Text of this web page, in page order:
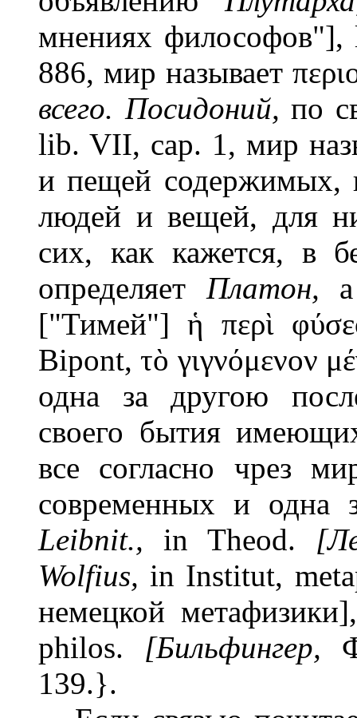
мнениях
886, мир называет
всего. Посидоний,по
lib. VII, cap. 1, мир
и пещей содержимых,
людей и вещей, для
сих, как кажется, в
определяет Платон,
["Тимей"] ἡ περὶ
Bipont, τὸ γιγνόμενον
одна за другою
своего бытия
все согласно чрез
современных и одна
Leibnit., in Theod.
Wolfius, in Institut,
немецкой
philos. [Бильфингер,
139.}.